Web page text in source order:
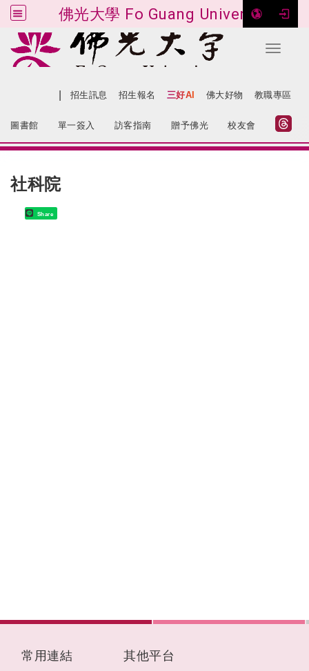
佛光大學 Fo Guang University
Toggle
跳到主要內容
招生訊息 招生報名 三好AI 佛大好物 教職專區
圖書館 單一簽入 訪客指南 贈予佛光 校友會
社科院
Share
常用連結 其他平台